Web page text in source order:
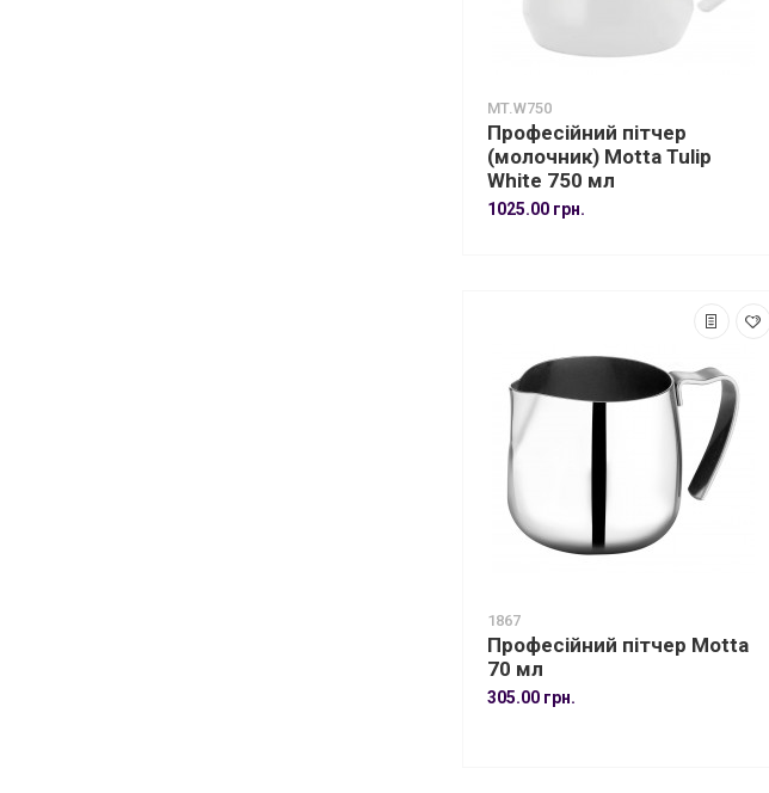
MT.W750
Професійний пітчер
(молочник) Motta Tulip
White 750 мл
1025.00 грн.
1867
Професійний пітчер Motta
70 мл
305.00 грн.